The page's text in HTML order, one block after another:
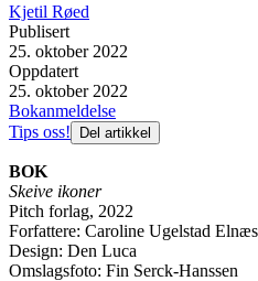
Kjetil Røed
Publisert
25. oktober 2022
Oppdatert
25. oktober 2022
Bokanmeldelse
Tips oss!
Del artikkel
BOK
Skeive ikoner
Pitch forlag, 2022
Forfattere: Caroline Ugelstad
Design: Den Luca
Omslagsfoto: Fin Serck-Hanssen